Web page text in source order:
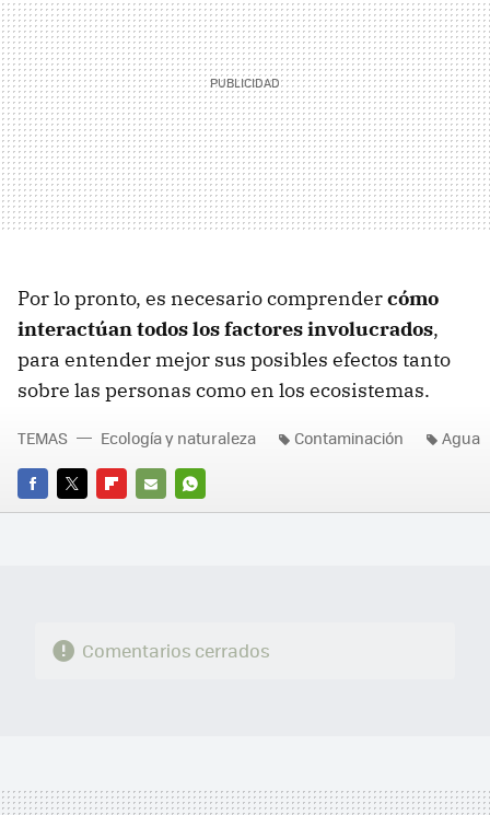
Por lo pronto, es necesario comprendercómo
interactúan todos los factores involucrados,
para entender mejor sus posibles efectos tanto
sobre las personas como en los ecosistemas.
FACEBOOK
TWITTERFLIPBOARD
E-
WHATSAPP
TEMAS Ecología y naturaleza Contaminación Agua
Comentarios cerrados